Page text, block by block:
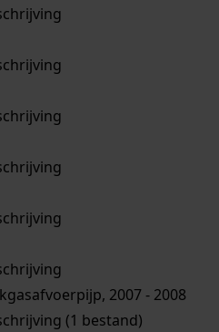
2007 - 2008
(1 bestand)